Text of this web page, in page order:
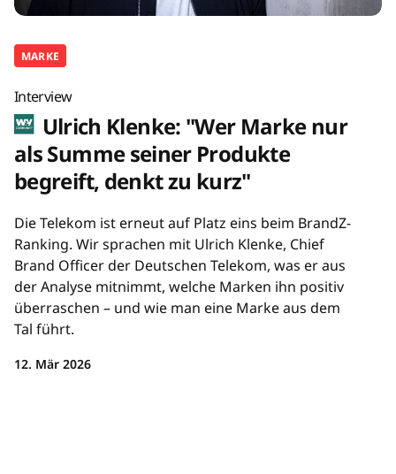
MARKE
Interview
Ulrich Klenke: "Wer Marke nur
als Summe seiner Produkte
begreift, denkt zu kurz"
Die Telekom ist erneut auf Platz eins beim BrandZ-
Ranking. Wir sprachen mit Ulrich Klenke, Chief
Brand Officer der Deutschen Telekom, was er aus
der Analyse mitnimmt, welche Marken ihn positiv
überraschen – und wie man eine Marke aus dem
Tal führt.
12. Mär 2026